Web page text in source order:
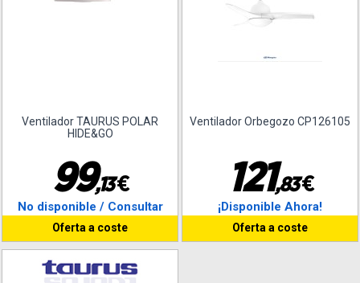
Ventilador TAURUS POLAR
HIDE&GO
99,13€
No disponible / Consultar
Oferta a coste
Ventilador Orbegozo CP126105
121,83€
¡Disponible Ahora!
Oferta a coste